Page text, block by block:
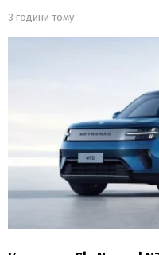
3 години тому